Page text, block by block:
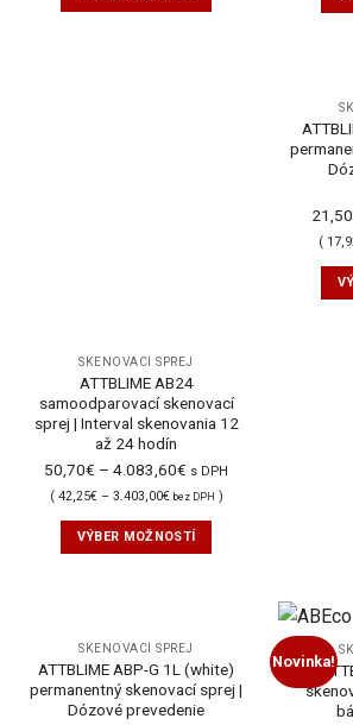
SKENOVACÍ SPREJ
ATTBLIME AB24
samoodparovací skenovací
sprej | Interval skenovania 12
až 24 hodín
50,70€ – 4.083,60€ s DPH
( 42,25€ – 3.403,00€ bez DPH )
VÝBER MOŽNOSTÍ
21,50
(
SKENOVACÍ SPREJ
ATTBLIME ABP-G 1L (white)
permanentný skenovací sprej |
Dózové prevedenie
Novinka!